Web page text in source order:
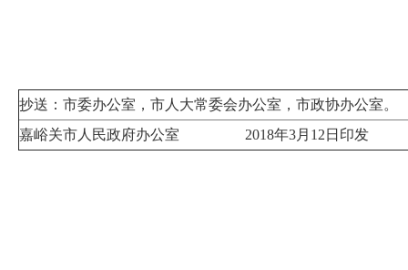
抄送：市委办公室，市人大常委会办公室，市政协办公室。
嘉峪关市人民政府办公室 2018年3月 12 日印发